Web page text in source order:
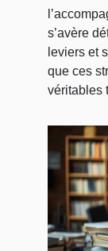
s’avère
leviers et
que ces
véritables